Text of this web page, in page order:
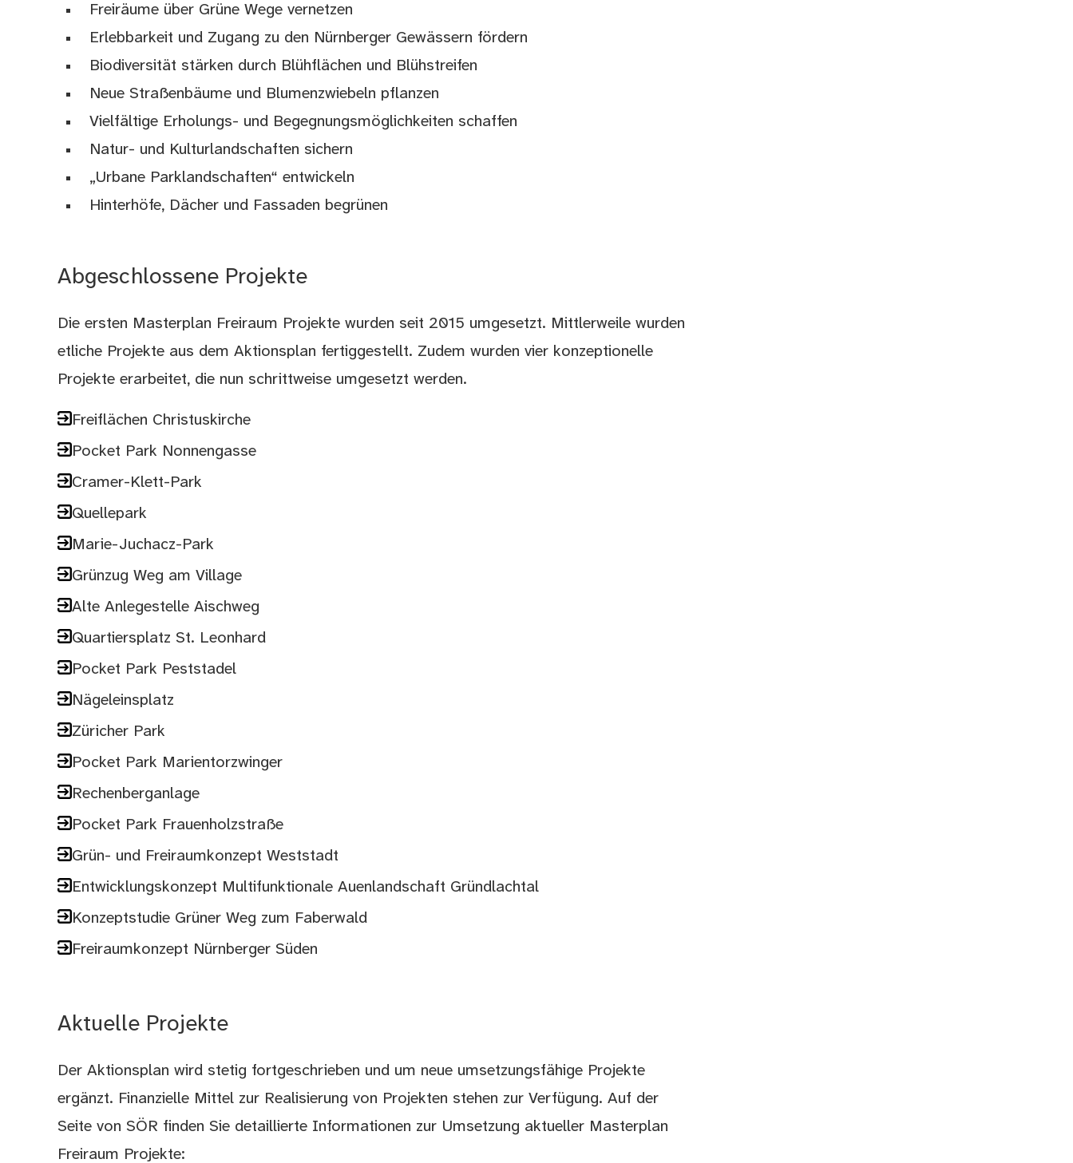
Freiräume über Grüne Wege vernetzen
Erlebbarkeit und Zugang zu den Nürnberger Gewässern fördern
Biodiversität stärken durch Blühflächen und Blühstreifen
Neue Straßenbäume und Blumenzwiebeln pflanzen
Vielfältige Erholungs- und Begegnungsmöglichkeiten schaffen
Natur- und Kulturlandschaften sichern
„Urbane Parklandschaften“ entwickeln
Hinterhöfe, Dächer und Fassaden begrünen
Abgeschlossene Projekte
Die ersten Masterplan Freiraum Projekte wurden seit 2015 umgesetzt. Mittlerweile wurden
etliche Projekte aus dem Aktionsplan fertiggestellt. Zudem wurden vier konzeptionelle
Projekte erarbeitet, die nun schrittweise umgesetzt werden.
Freiflächen Christuskirche
Pocket Park Nonnengasse
Cramer-Klett-Park
Quellepark
Marie-Juchacz-Park
Grünzug Weg am Village
Alte Anlegestelle Aischweg
Quartiersplatz St. Leonhard
Pocket Park Peststadel
Nägeleinsplatz
Züricher Park
Pocket Park Marientorzwinger
Rechenberganlage
Pocket Park Frauenholzstraße
Grün- und Freiraumkonzept Weststadt
Entwicklungskonzept Multifunktionale Auenlandschaft Gründlachtal
Konzeptstudie Grüner Weg zum Faberwald
Freiraumkonzept Nürnberger Süden
Aktuelle Projekte
Der Aktionsplan wird stetig fortgeschrieben und um neue umsetzungsfähige Projekte
ergänzt. Finanzielle Mittel zur Realisierung von Projekten stehen zur Verfügung. Auf der
Seite von SÖR finden Sie detaillierte Informationen zur Umsetzung aktueller Masterplan
Freiraum Projekte: